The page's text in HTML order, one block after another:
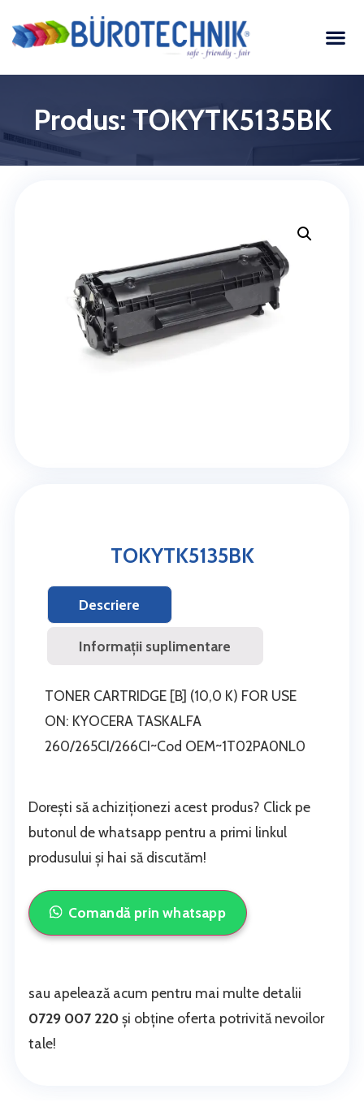
Produs: TOKYTK5135BK
TOKYTK5135BK
Descriere
Informații suplimentare
TONER CARTRIDGE [B] (10,0 K) FOR USE
ON: KYOCERA TASKALFA
260/265CI/266CI~Cod OEM~1T02PA0NL0
Dorești să achiziționezi acest produs? Click pe
butonul de whatsapp pentru a primi linkul
produsului și hai să discutăm!
Comandă prin whatsapp
sau apelează acum pentru mai multe detalii
0729 007 220și obține oferta potrivită nevoilor
tale!